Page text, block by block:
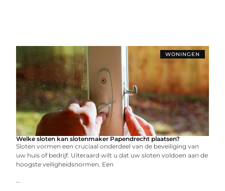
WONINGEN
Welke sloten kan slotenmaker Papendrecht plaatsen?
Sloten vormen een cruciaal onderdeel van de beveiliging van
uw huis of bedrijf. Uiteraard wilt u dat uw sloten voldoen aan de
hoogste veiligheidsnormen. Een
...